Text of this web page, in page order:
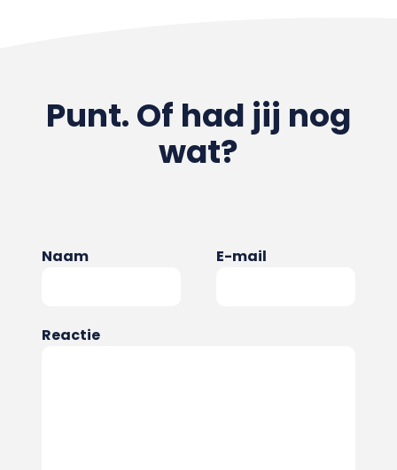
Punt. Of had jij nog
wat?
Naam E-mail
Reactie